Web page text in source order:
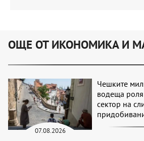
ОЩЕ ОТ ИКОНОМИКА И
07.08.2026
Чешките
водеща
сектор на